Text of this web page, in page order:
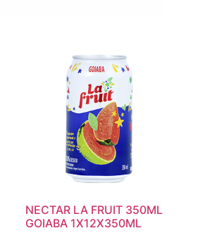
NECTAR LA FRUIT 350ML
GOIABA 1X12X350ML